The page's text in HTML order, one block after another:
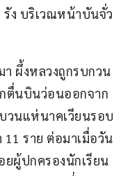
ง บริเวณหน้าบันจั่ว
ผึ้งหลวงถูกรบกวน
กตื่นบินว่อนออกจาก
วนแห่นาคเวียนรอบ
ราย ต่อมาเมื่อวัน
ยผู้ปกครองนักเรียน